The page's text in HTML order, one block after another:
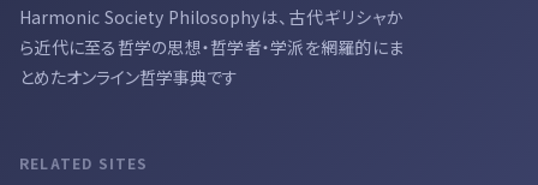
Harmonic Society Philosophyは、古代ギリシャか
ら近代に至る哲学の思想・哲学者・学派を網羅的にま
とめたオンライン哲学事典です
RELATED SITES